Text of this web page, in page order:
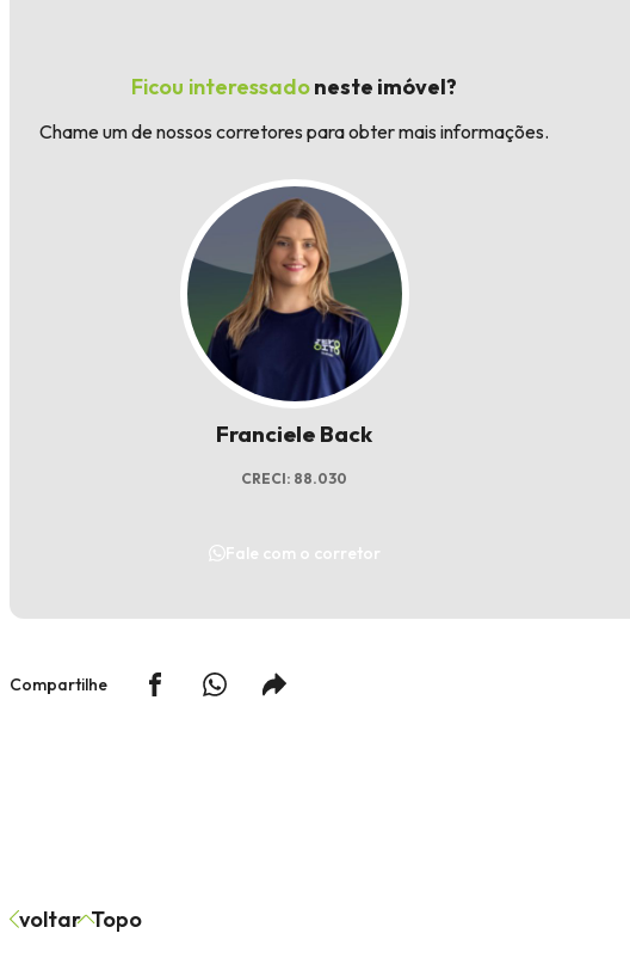
Ficou interessadoneste imóvel?
Chame um de nossos corretores para obter mais informações.
Franciele Back
CRECI: 88.030
Fale com o corretor
Compartilhe
voltar Topo